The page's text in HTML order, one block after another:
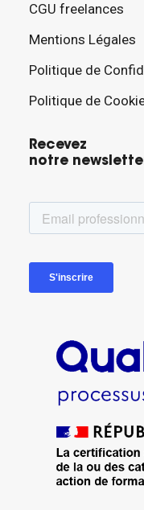
CGU freelances
Mentions Légales
Politique de
Politique de
Recevez
notre